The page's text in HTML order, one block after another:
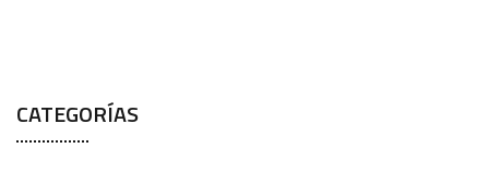
CATEGORÍAS